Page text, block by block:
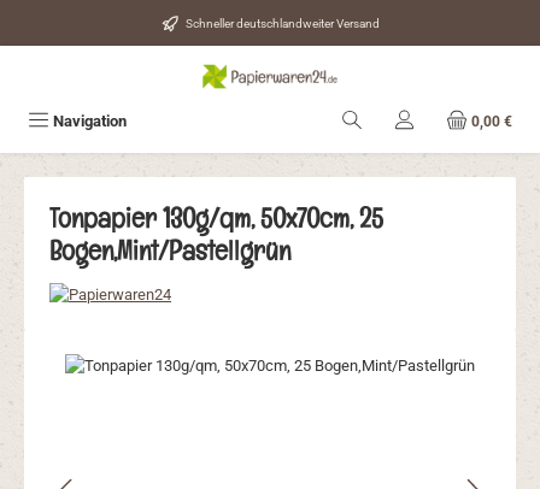
Zum Hauptinhalt springen Schneller deutschlandweiter Versand
Navigation 0,00 €
Tonpapier 130g/qm, 50x70cm, 25
Bogen,Mint/Pastellgrün
Bildergalerie überspringen